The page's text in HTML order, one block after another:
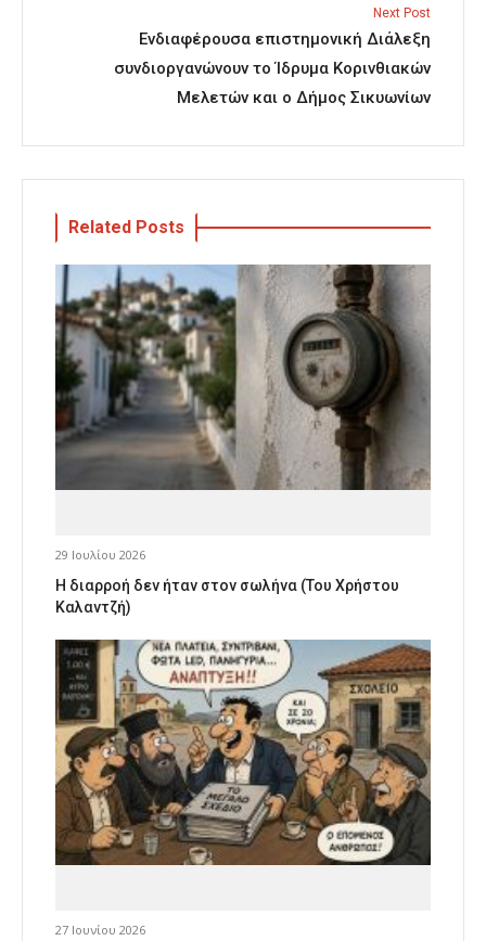
Next Post
Ενδιαφέρουσα επιστημονική Διάλεξη
συνδιοργανώνουν το Ίδρυμα Κορινθιακών
Μελετών και ο Δήμος Σικυωνίων
Related Posts
29 Ιουλίου 2026
Η διαρροή δεν ήταν στον σωλήνα (Του Χρήστου
Καλαντζή)
27 Ιουνίου 2026